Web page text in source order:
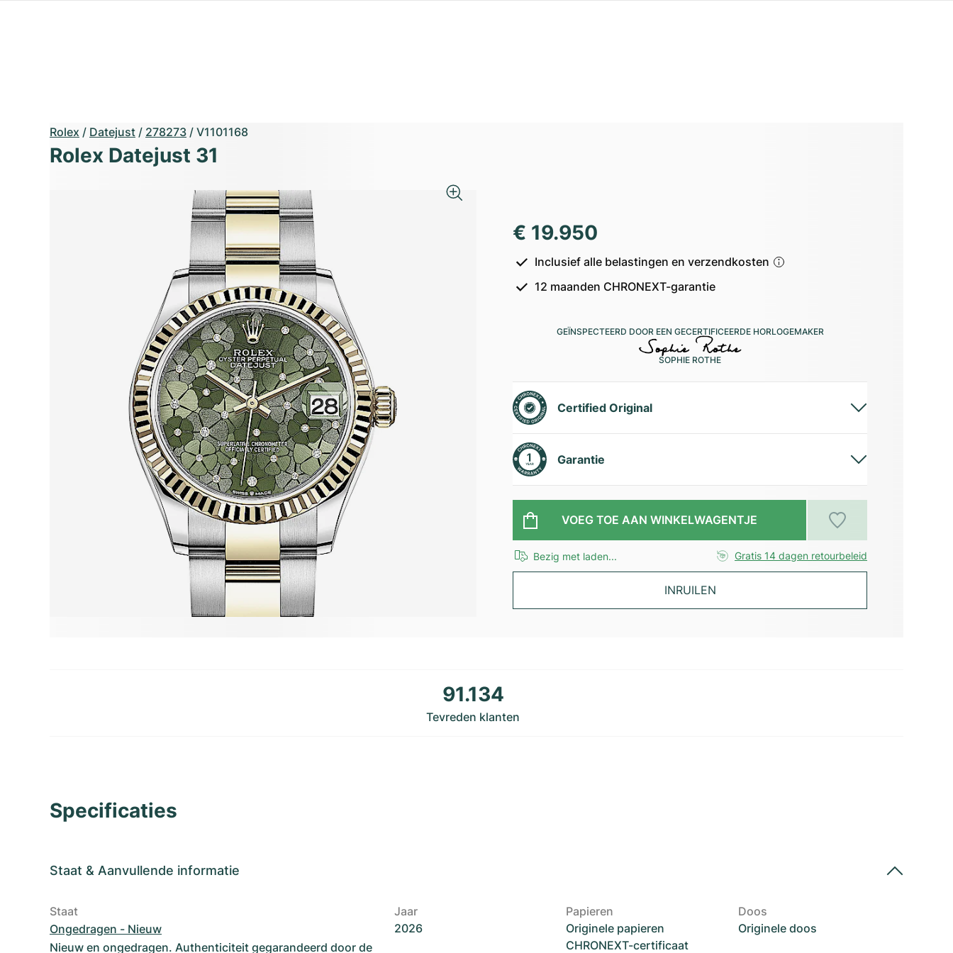
Rolex / Datejust / 278273 / V1101168
Rolex Datejust 31
€ 19.950
Inclusief alle belastingen en verzendkosten
12 maanden CHRONEXT-garantie
GEÏNSPECTEERD DOOR EEN GECERTIFICEERDE HORLOGEMAKER
SOPHIE ROTHE
Certified Original
Garantie
VOEG TOE AAN WINKELWAGENTJE
Bezig met laden... Gratis 14 dagen retourbeleid
INRUILEN
91.134
Tevreden klanten
Specificaties
Staat & Aanvullende informatie
Staat
Ongedragen - Nieuw
Nieuw en ongedragen. Authenticiteit gegarandeerd door de
Jaar
2026
Papieren
Originele papieren
CHRONEXT-certificaat
Doos
Originele doos